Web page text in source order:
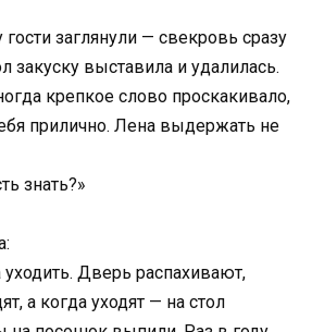
заглянули — свекровь сразу
закуску выставила и удалилась.
крепкое слово проскакивало,
прилично. Лена выдержать не
знать?»
Дверь распахивают,
а когда уходят — на стол